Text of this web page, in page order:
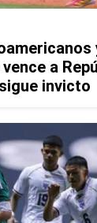
a
invicto